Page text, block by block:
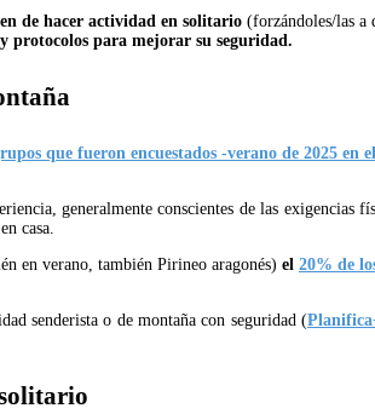
de hacer actividad en solitario (forzándoles/las a
protocolos para mejorar su seguridad.
que fueron encuestados -verano de 2025
generalmente conscientes de las
casa.
en verano, también Pirineo aragonés) el 20% de
senderista o de montaña con seguridad (